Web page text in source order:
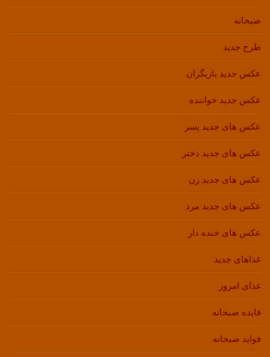
صبحانه
طرح جدید
عکس جدید بازیگران
عکس جدید خواننده
عکس های جدید پسر
عکس های جدید دختر
عکس های جدید زن
عکس های جدید مرد
عکس های خنده دار
غذاهای جدید
غذای امروز
فایده صبحانه
فواید صبحانه